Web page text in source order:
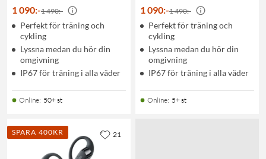
1 090:-1 490:-
Perfekt för träning och
cykling
Lyssna medan du hör din
omgivning
IP67 för träning i alla väder
Online: 50+ st
1 090:-1 490:-
Perfekt för träning och
cykling
Lyssna medan du hör din
omgivning
IP67 för träning i alla väder
Online: 5+ st
SPARA 400KR 21